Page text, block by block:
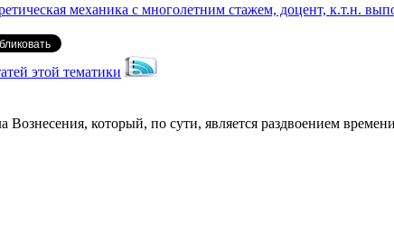
механика с многолетним стажем, доцент, к.т.н.
этой тематики
который, по сути, является раздвоением